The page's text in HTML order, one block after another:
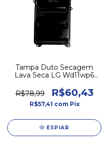
Tampa Duto Secagem
Lava Seca LG Wd11wp6
R$78,99
R$60,43
R$57,41 com Pix
ESPIAR